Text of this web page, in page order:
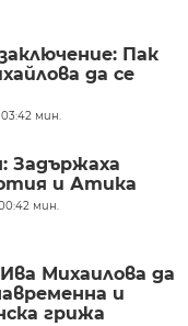
Пак
да се
мин.
Задържаха
и Атика
мин.
Михаилова да
и
грижа